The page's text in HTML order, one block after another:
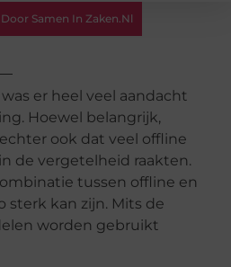
Samen In Zaken.nl
er heel veel aandacht
Hoewel belangrijk,
ook dat veel offline
de vergetelheid raakten.
tussen offline en
sterk kan zijn. Mits de
worden gebruikt